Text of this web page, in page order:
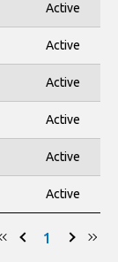
Active
Active
Active
Active
Active
Active
1